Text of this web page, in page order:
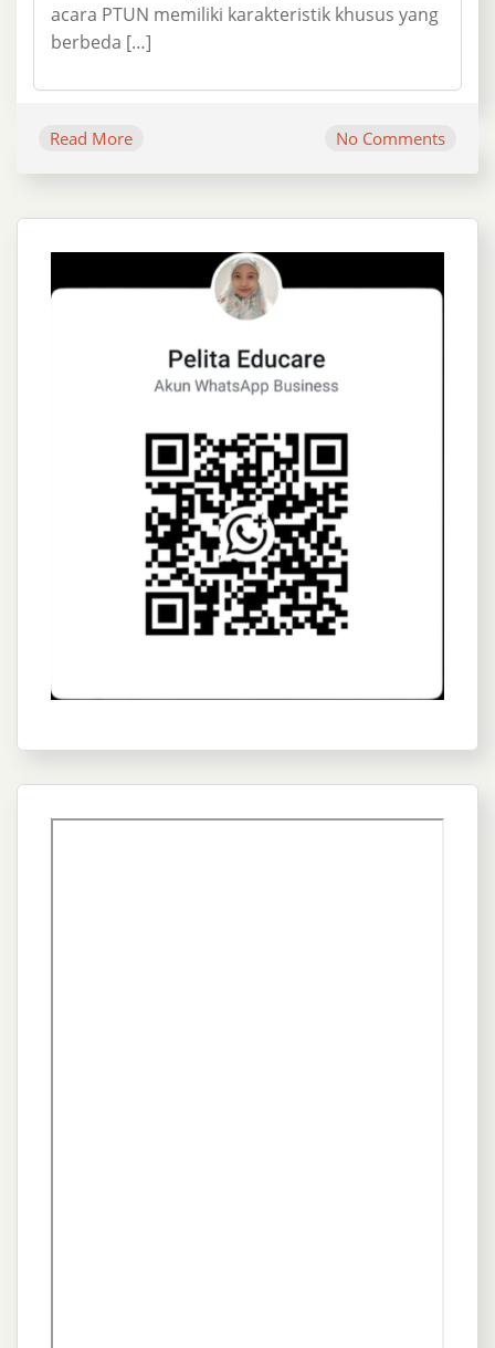
acara PTUN memiliki karakteristik khusus yang
berbeda […]
Read More No Comments